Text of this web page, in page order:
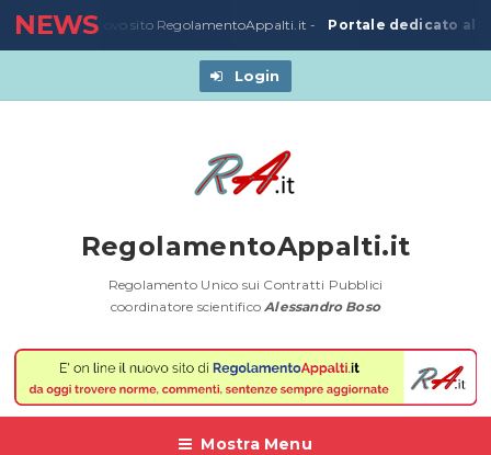
NEWS
03/2020-Nuovo sito RegolamentoAppalti.it - Portale dedicato
Login
RegolamentoAppalti.it
Regolamento Unico sui Contratti Pubblici
coordinatore scientificoAlessandro Boso
Mostra Menu